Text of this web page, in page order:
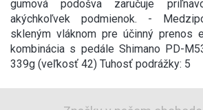
gumová podošva zaručuje
akýchkoľvek podmienok. -
skleným vláknom pre účinný prenos
kombinácia s pedále Shimano PD-
339g (veľkosť 42) Tuhosť podrážky: 5